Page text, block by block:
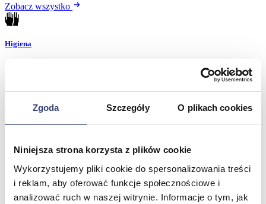
Zgoda Szczegóły O plikach cookies
Niniejsza strona korzysta z plików cookie
Wykorzystujemy pliki cookie do spersonalizowania treści
i reklam, aby oferować funkcje społecznościowe i
analizować ruch w naszej witrynie. Informacje o tym, jak
Zobacz wszystko
Higiena
Dezynfekcja
Pojemniki i worki na odpady
Asortyment drobny
Strzykawki i igły
Urządzenia
Zobacz wszystko